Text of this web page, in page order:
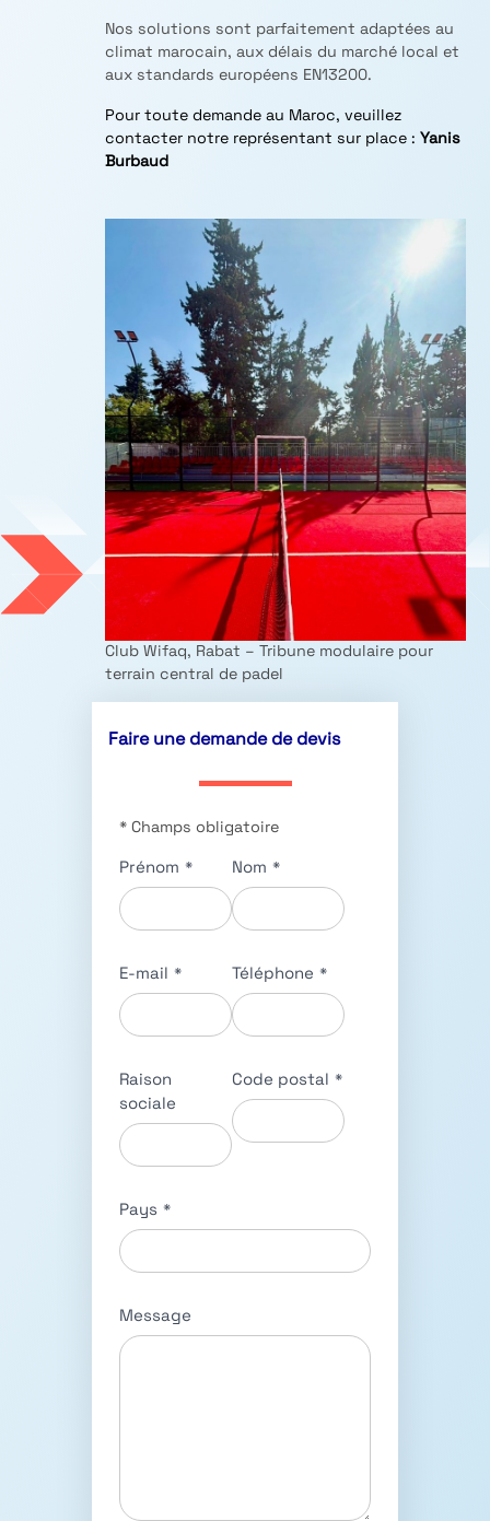
Nos solutions sont parfaitement adaptées au
climat marocain, aux délais du marché local et
aux standards européens EN13200.
Pour toute demande au Maroc, veuillez
contacter notre représentant sur place : Yanis
Burbaud
Club Wifaq, Rabat – Tribune modulaire pour
terrain central de padel
Faire une demande de devis
* Champs obligatoire
Prénom * Nom *
E-mail * Téléphone *
Raison
sociale
Code postal *
Pays *
Message